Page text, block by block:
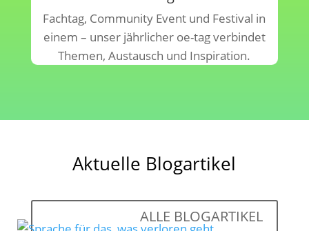
Fachtag, Community Event und Festival in
einem – unser jährlicher oe-tag verbindet
Themen, Austausch und Inspiration.
Aktuelle Blogartikel
ALLE BLOGARTIKEL